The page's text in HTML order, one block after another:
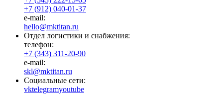
+7 (912) 040-01-37
e-mail:
hello@mktitan.ru
Отдел логистики и снабжения:
телефон:
+7 (343) 311-20-90
e-mail:
skl@mktitan.ru
Социальные сети:
vktelegramyoutube